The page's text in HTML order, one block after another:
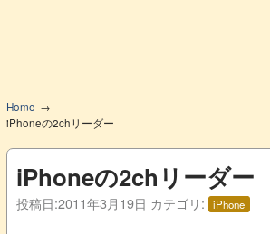
Home
iPhoneの2chリーダー
iPhoneの2chリーダー
投稿日:2011年3月19日 カテゴリ: iPhone